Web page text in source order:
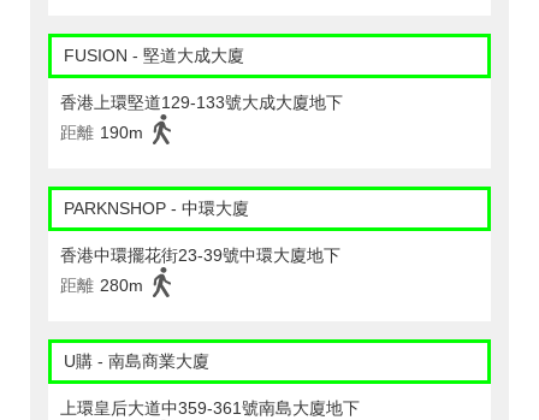
FUSION - 堅道大成大廈
香港上環堅道129-133號大成大廈地下
距離 190m
PARKNSHOP - 中環大廈
香港中環擺花街23-39號中環大廈地下
距離 280m
U購 - 南島商業大廈
上環皇后大道中359-361號南島大廈地下